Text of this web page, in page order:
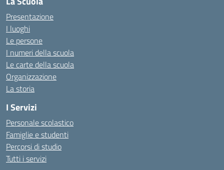
Presentazione
I luoghi
Le persone
I numeri della scuola
Le carte della scuola
Organizzazione
La storia
I Servizi
Personale scolastico
Famiglie e studenti
Percorsi di studio
Tutti i servizi